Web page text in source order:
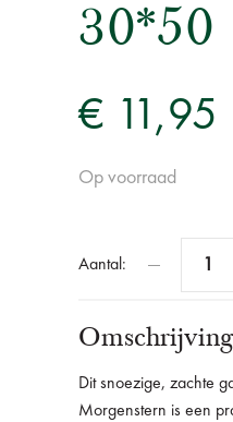
30*50
€ 11,95
Op voorraad
Aantal:
Omschrijving
Dit snoezige, zachte
Morgenstern is een